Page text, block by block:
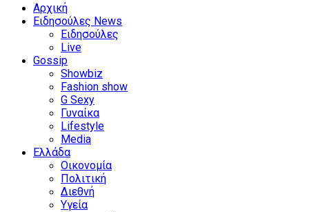
Αρχική
Ειδησούλες News
Ειδησούλες
Live
Gossip
Showbiz
Fashion show
G Sexy
Γυναίκα
Lifestyle
Media
Ελλάδα
Οικονομία
Πολιτική
Διεθνή
Υγεία